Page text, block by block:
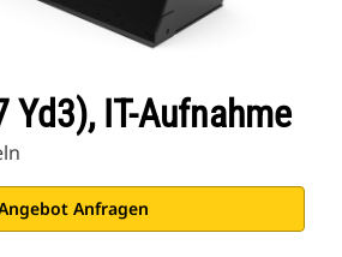
Yd3), IT-Aufnahme
Anfragen